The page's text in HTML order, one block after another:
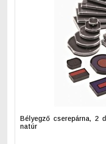
Bélyegző cserepárna, 2
natúr